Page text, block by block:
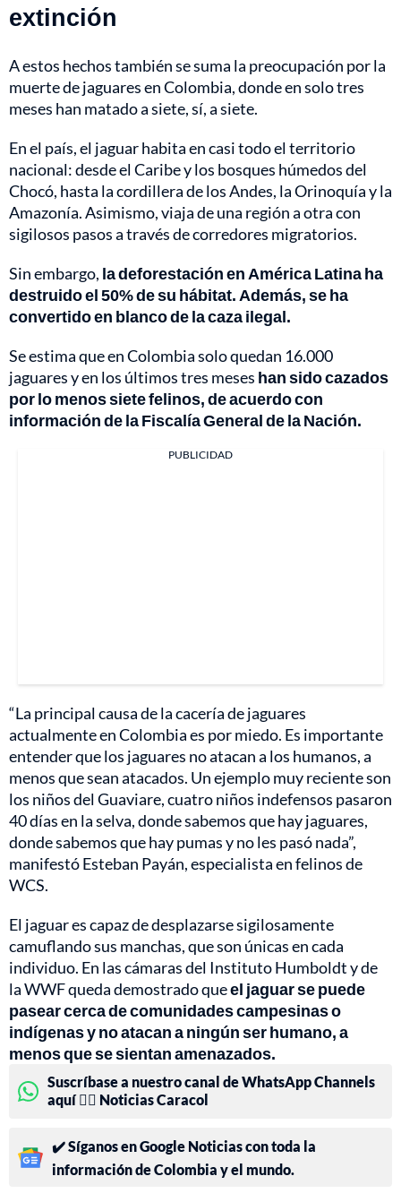
extinción
A estos hechos también se suma la preocupación por la
muerte de jaguares en Colombia,donde en solo tres
meses han matado a siete, sí, a siete.
En el país, el jaguar habita en casi todo el territorio
nacional: desde el Caribe y los bosques húmedos del
Chocó, hasta la cordillera de los Andes, la Orinoquía y la
Amazonía. Asimismo, viaja de una región a otra con
sigilosos pasos a través de corredores migratorios.
Sin embargo, la deforestación en América Latina ha
destruido el 50% de su hábitat. Además, se ha
convertido en blanco de la caza ilegal.
Se estima que en Colombia solo quedan 16.000
jaguares y en los últimos tres meses han sido cazados
por lo menos siete felinos, de acuerdo con
información de la Fiscalía General de la Nación.
PUBLICIDAD
“La principal causa de la cacería de jaguares
actualmente en Colombia es por miedo. Es importante
entender que los jaguares no atacan a los humanos, a
menos que sean atacados. Un ejemplo muy reciente son
los niños del Guaviare, cuatro niños indefensos pasaron
40 días en la selva, donde sabemos que hay jaguares,
donde sabemos que hay pumas y no les pasó nada”,
manifestó Esteban Payán, especialista en felinos de
WCS.
El jaguar es capaz de desplazarse sigilosamente
camuflando sus manchas, que son únicas en cada
individuo. En las cámaras del Instituto Humboldt y de
la WWF queda demostrado queel jaguar se puede
pasear cerca de comunidades campesinas o
indígenas y no atacan a ningún ser humano, a
menos que se sientan amenazados.
Suscríbase a nuestro canal de WhatsApp Channels
aquí 👉🏻 Noticias Caracol
✔️ Síganos en Google Noticias con toda la
información de Colombia y el mundo.